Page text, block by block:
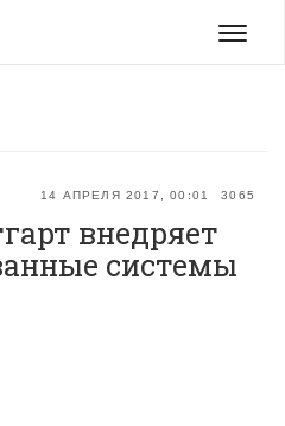
Меню
14 АПРЕЛЯ 2017, 00:01 3065
внедряет
системы